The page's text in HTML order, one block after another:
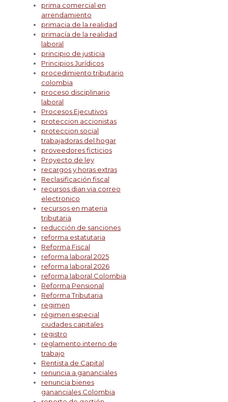
prima comercial en
arrendamiento
primacia de la realidad
primacía de la realidad
laboral
principio de justicia
Principios Jurídicos
procedimiento tributario
colombia
proceso disciplinario
laboral
Procesos Ejecutivos
proteccion accionistas
proteccion social
trabajadoras del hogar
proveedores ficticios
Proyecto de ley
recargos y horas extras
Reclasificación fiscal
recursos dian via correo
electronico
recursos en materia
tributaria
reducción de sanciones
reforma estatutaria
Reforma Fiscal
reforma laboral 2025
reforma laboral 2026
reforma laboral Colombia
Reforma Pensional
Reforma Tributaria
regimen
régimen especial
ciudades capitales
registro
reglamento interno de
trabajo
Rentista de Capital
renuncia a gananciales
renuncia bienes
gananciales Colombia